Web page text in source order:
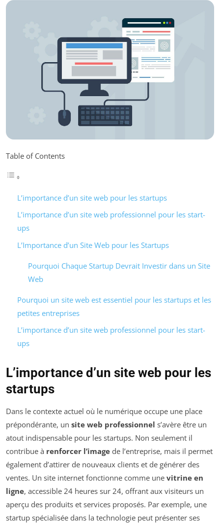
Table of Contents
L’importance d’un site web pour les startups
L’importance d’un site web professionnel pour les start-
ups
L’Importance d’un Site Web pour les Startups
Pourquoi Chaque Startup Devrait Investir dans un Site
Web
Pourquoi un site web est essentiel pour les startups et les
petites entreprises
L’importance d’un site web professionnel pour les start-
ups
L’importance d’un site web pour les
startups
Dans le contexte actuel où le numérique occupe une place
prépondérante, un site web professionnel s’avère être un
atout indispensable pour les startups. Non seulement il
contribue à renforcer l’image de l’entreprise, mais il permet
également d’attirer de nouveaux clients et de générer des
ventes. Un site internet fonctionne comme une vitrine en
ligne, accessible 24 heures sur 24, offrant aux visiteurs un
aperçu des produits et services proposés. Par exemple, une
startup spécialisée dans la technologie peut présenter ses